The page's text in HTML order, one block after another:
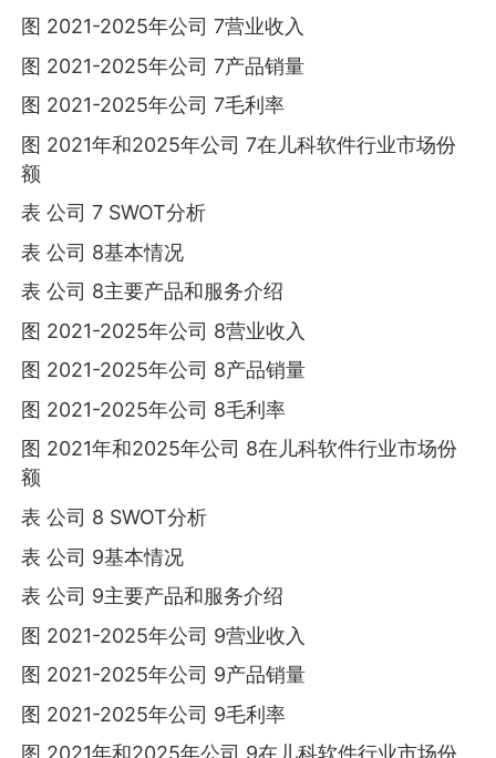
图 2021-2025年公司 7营业收入
图 2021-2025年公司 7产品销量
图 2021-2025年公司 7毛利率
图 2021年和2025年公司 7在儿科软件行业市场份
额
表 公司 7 SWOT分析
表 公司 8基本情况
表 公司 8主要产品和服务介绍
图 2021-2025年公司 8营业收入
图 2021-2025年公司 8产品销量
图 2021-2025年公司 8毛利率
图 2021年和2025年公司 8在儿科软件行业市场份
额
表 公司 8 SWOT分析
表 公司 9基本情况
表 公司 9主要产品和服务介绍
图 2021-2025年公司 9营业收入
图 2021-2025年公司 9产品销量
图 2021-2025年公司 9毛利率
图 2021年和2025年公司 9在儿科软件行业市场份